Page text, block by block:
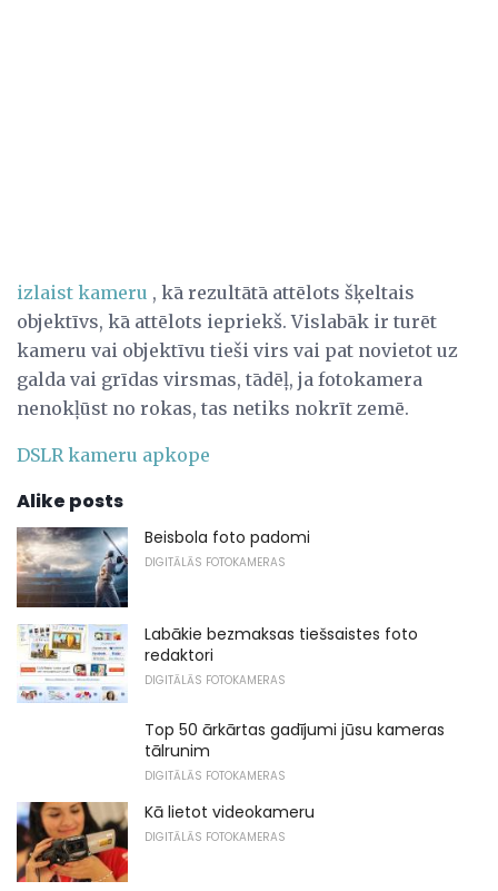
izlaist kameru , kā rezultātā attēlots šķeltais
objektīvs, kā attēlots iepriekš. Vislabāk ir turēt
kameru vai objektīvu tieši virs vai pat novietot uz
galda vai grīdas virsmas, tādēļ, ja fotokamera
nenokļūst no rokas, tas netiks nokrīt zemē.
DSLR kameru apkope
Alike posts
Beisbola foto padomi
DIGITĀLĀS FOTOKAMERAS
Labākie bezmaksas tiešsaistes foto
redaktori
DIGITĀLĀS FOTOKAMERAS
Top 50 ārkārtas gadījumi jūsu kameras
tālrunim
DIGITĀLĀS FOTOKAMERAS
Kā lietot videokameru
DIGITĀLĀS FOTOKAMERAS